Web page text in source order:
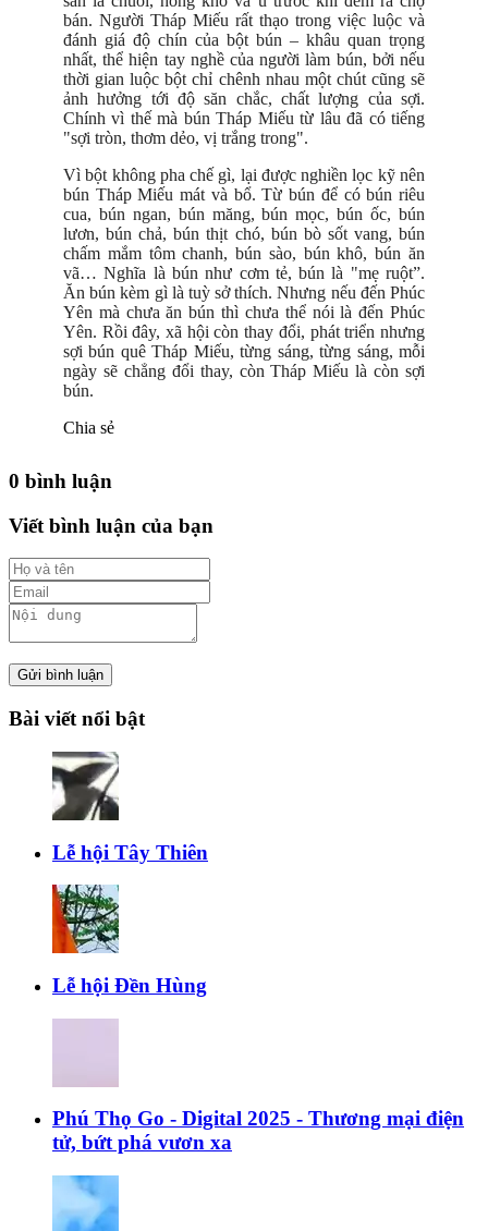
bán. Người Tháp Miếu rất thạo trong việc luộc và
đánh giá độ chín của bột bún – khâu quan trọng
nhất, thể hiện tay nghề của người làm bún, bởi nếu
thời gian luộc bột chỉ chênh nhau một chút cũng sẽ
ảnh hưởng tới độ săn chắc, chất lượng của sợi.
Chính vì thế mà bún Tháp Miếu từ lâu đã có tiếng
"sợi tròn, thơm dẻo, vị trắng trong".
Vì bột không pha chế gì, lại được nghiền lọc kỹ nên
bún Tháp Miếu mát và bổ. Từ bún để có bún riêu
cua, bún ngan, bún măng, bún mọc, bún ốc, bún
lươn, bún chả, bún thịt chó, bún bò sốt vang, bún
chấm mắm tôm chanh, bún sào, bún khô, bún ăn
vã… Nghĩa là bún như cơm tẻ, bún là "mẹ ruột”.
Ăn bún kèm gì là tuỳ sở thích. Nhưng nếu đến Phúc
Yên mà chưa ăn bún thì chưa thể nói là đến Phúc
Yên. Rồi đây, xã hội còn thay đổi, phát triển nhưng
sợi bún quê Tháp Miếu, từng sáng, từng sáng, mỗi
ngày sẽ chẳng đổi thay, còn Tháp Miếu là còn sợi
bún.
Chia sẻ
0 bình luận
Viết bình luận của bạn
Gửi bình luận
Bài viết nổi bật
Lễ hội Tây Thiên
Lễ hội Đền Hùng
Phú Thọ Go - Digital 2025 - Thương mại điện
tử, bứt phá vươn xa